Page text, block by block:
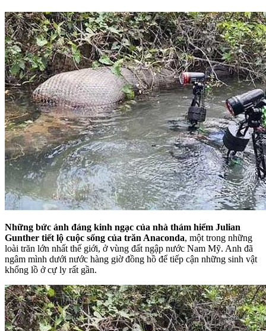
Những bức ảnh đáng kinh ngạc của nhà thám hiểm Julian
Gunther tiết lộ cuộc sống của trăn Anaconda, một trong những
loài trăn lớn nhất thế giới, ở vùng đất ngập nước Nam Mỹ. Anh đã
ngâm mình dưới nước hàng giờ đồng hồ để tiếp cận những sinh vật
khổng lồ ở cự ly rất gần.